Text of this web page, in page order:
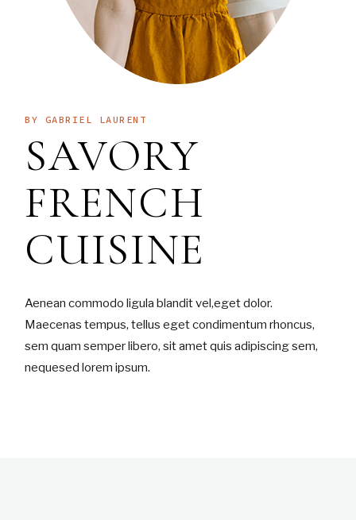
BY GABRIEL LAURENT
SAVORY
FRENCH
CUISINE
Aenean commodo ligula blandit vel,eget dolor.
Maecenas tempus, tellus eget condimentum rhoncus,
sem quam semper libero, sit amet quis adipiscing sem,
nequesed lorem ipsum.